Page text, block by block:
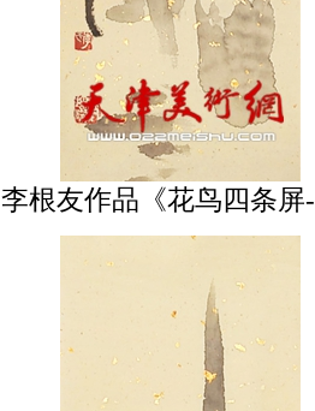
李根友作品《花鸟四条屏